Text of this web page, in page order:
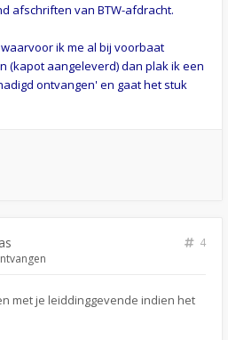
afschriften van BTW-afdracht.
ik me al bij voorbaat
(kapot aangeleverd) dan plak ik een
ontvangen' en gaat het stuk
4
met je leiddinggevende indien het